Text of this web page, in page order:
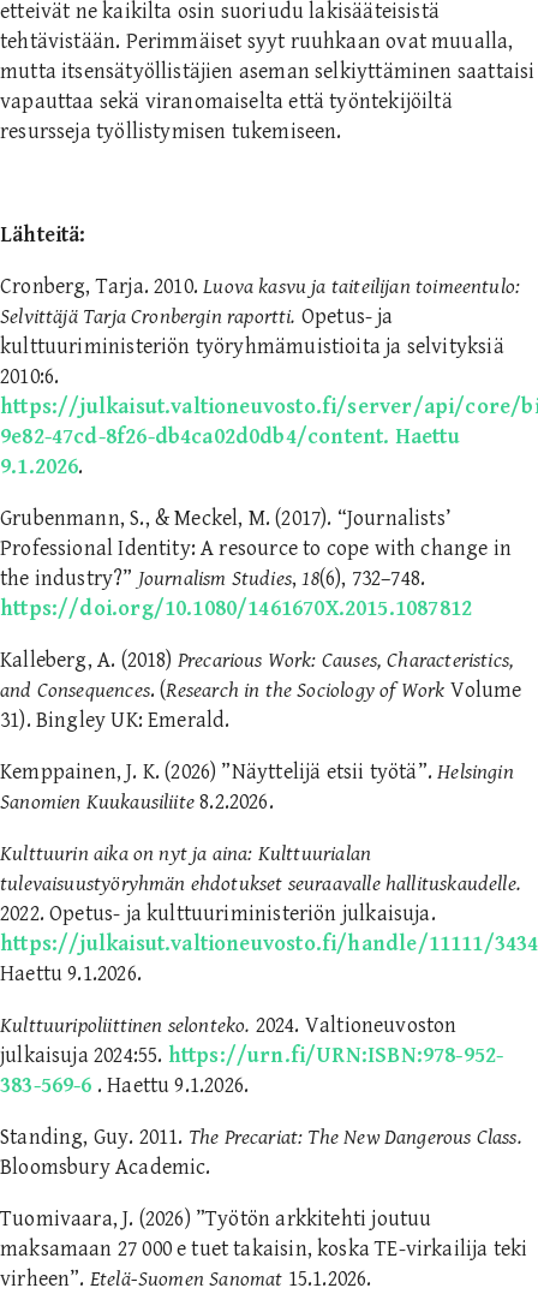
etteivät ne kaikilta osin suoriudu lakisääteisistä
tehtävistään. Perimmäiset syyt ruuhkaan ovat muualla,
mutta itsensätyöllistäjien aseman selkiyttäminen saattaisi
vapauttaa sekä viranomaiselta että työntekijöiltä
resursseja työllistymisen tukemiseen.
Lähteitä:
Cronberg, Tarja. 2010.Luova kasvu ja taiteilijan toimeentulo:
Selvittäjä Tarja Cronbergin raportti. Opetus- ja
kulttuuriministeriön työryhmämuistioita ja selvityksiä
2010:6.
https://julkaisut.valtioneuvosto.fi/server/api/core/
9e82-47cd-8f26-db4ca02d0db4/content. Haettu
9.1.2026.
Grubenmann, S., & Meckel, M. (2017). “Journalists’
Professional Identity: A resource to cope with change in
the industry?” Journalism Studies,18(6), 732–748.
https://doi.org/10.1080/1461670X.2015.1087812
Kalleberg, A. (2018) Precarious Work: Causes, Characteristics,
and Consequences. (Research in the Sociology of Work Volume
31). Bingley UK: Emerald.
Kemppainen, J. K. (2026) ”Näyttelijä etsii työtä”.Helsingin
Sanomien Kuukausiliite8.2.2026.
Kulttuurin aika on nyt ja aina: Kulttuurialan
tulevaisuustyöryhmän ehdotukset seuraavalle hallituskaudelle.
2022. Opetus- ja kulttuuriministeriön julkaisuja.
https://julkaisut.valtioneuvosto.fi/handle/11111/3434
Haettu 9.1.2026.
Kulttuuripoliittinen selonteko. 2024. Valtioneuvoston
julkaisuja 2024:55. https://urn.fi/URN:ISBN:978-952-
383-569-6 . Haettu 9.1.2026.
Standing, Guy. 2011. The Precariat: The New Dangerous Class.
Bloomsbury Academic.
Tuomivaara, J. (2026) ”Työtön arkkitehti joutuu
maksamaan 27 000 e tuet takaisin, koska TE-​virkailija teki
virheen”. Etelä-Suomen Sanomat 15.1.2026.